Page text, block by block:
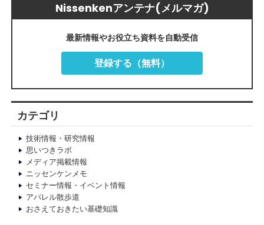
Nissenkenアンテナ(メルマガ)
最新情報やお役立ち資料を自動受信
登録する（無料）
カテゴリ
技術情報・研究情報
思いつきラボ
メディア掲載情報
ニッセンケンメモ
セミナー情報・イベント情報
アパレル散歩道
おさえておきたい基礎知識